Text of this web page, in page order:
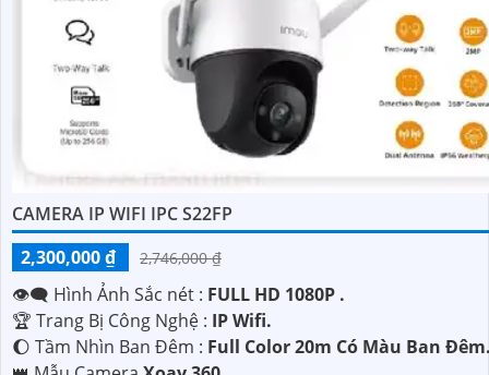
CAMERA IP WIFI IPC S22FP
2,300,000 ₫
2,746,000 ₫
👁️‍🗨 Hình Ảnh Sắc nét : FULL HD 1080P .
🏆 Trang Bị Công Nghệ : IP Wifi.
🌔 Tầm Nhìn Ban Đêm : Full Color 20m Có Màu Ban